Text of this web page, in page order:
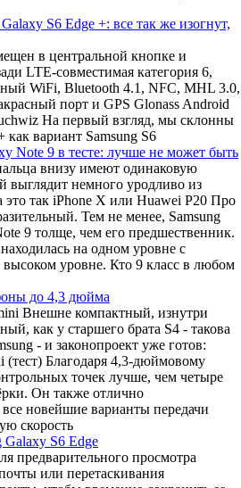
S6 Edge +: все так же изогнут,
в центральной кнопке и
LTE-совместимая категория 6,
WiFi, Bluetooth 4.1, NFC, MHL 3.0,
порт и GPS Glonass Android
На первый взгляд, мы склонны
как вариант Samsung S6
Note 9 в тесте: лучше не может быть
внизу имеют одинаковую
выглядит немного уродливо из
это так iPhone X или Huawei P20 Про
Тем не менее, Samsung
9 толще, чем его предшественник.
на одном уровне с
уровне. Кто 9 класс в любом
до 4,3 дюйма
Внешне компактный, изнутри
как у старшего брата S4 - такова
- и законопроект уже готов:
(тест) Благодаря 4,3-дюймовому
точек лучше, чем четыре
Он также отлично
все новейшие варианты передачи
скорость
Galaxy S6 Edge
предварительного просмотра
или перетаскивания